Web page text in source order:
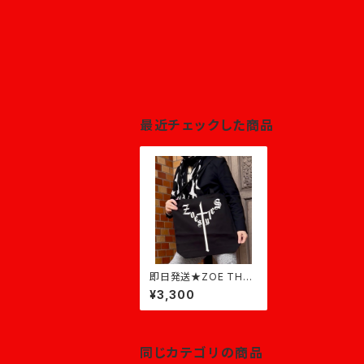
最近チェックした商品
即日発送★ZOE THE
CROSS Large Tote
★黒×白
¥3,300
同じカテゴリの商品